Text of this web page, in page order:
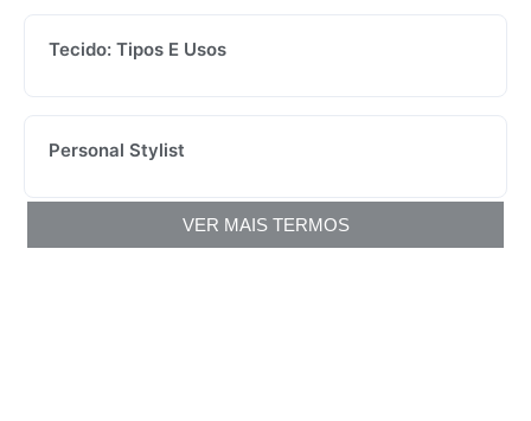
Tecido: Tipos E Usos
Personal Stylist
VER MAIS TERMOS